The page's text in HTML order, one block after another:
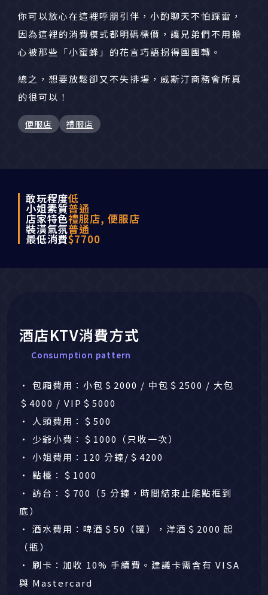
你可以放心在這裡呼朋引伴，小酌聊天不怕踩雷，
因為這裡的消費模式都明碼標價，讓兄弟們不用擔
心被那些「小蜜蜂」的花言巧語拐得團團轉。
總之，想要放鬆卻又不失排場，威斯汀商務會所真
的很可以！
便服店 禮服店
敢玩程度低
小姐素質普通
店家特色禮服店, 便服店
裝潢氣氛普通
最低消費$7700
酒店KTV消費方式
Consumption pattern
• 包廂費用：小包＄2000 / 中包＄2500 / 大包
＄4000 / VIP＄5000
• 人頭費用：＄500
• 少爺小費：＄1000（只收一次）
• 小姐費用：120 分鐘/＄4200
• 點檯：＄1000
• 訪台：＄700（5 分鐘，時間結束止能點框到
底）
• 酒水費用：​啤酒＄50（罐），洋酒＄2000 起
（瓶）
• 刷卡：加收 10% 手續費。建議卡需含有 VISA
與 Mastercard